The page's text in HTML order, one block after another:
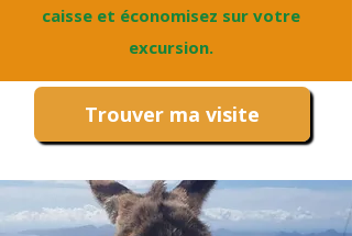
caisse et économisez sur votre
excursion.
Trouver ma visite